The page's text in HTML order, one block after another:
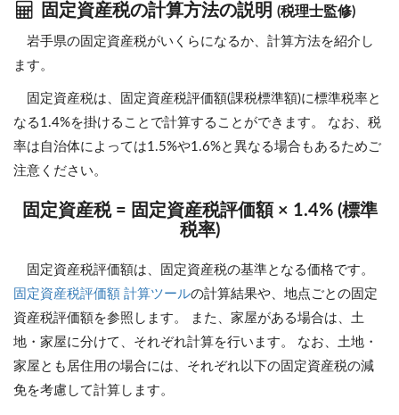
固定資産税の計算方法の説明 (税理士監修)
岩手県の固定資産税がいくらになるか、計算方法を紹介し
ます。
固定資産税は、固定資産税評価額(課税標準額)に標準税率と
なる1.4%を掛けることで計算することができます。 なお、税
率は自治体によっては1.5%や1.6%と異なる場合もあるためご
注意ください。
固定資産税 = 固定資産税評価額 × 1.4% (標準
税率)
固定資産税評価額は、固定資産税の基準となる価格です。
固定資産税評価額 計算ツールの計算結果や、地点ごとの固定
資産税評価額を参照します。 また、家屋がある場合は、土
地・家屋に分けて、それぞれ計算を行います。 なお、土地・
家屋とも居住用の場合には、それぞれ以下の固定資産税の減
免を考慮して計算します。